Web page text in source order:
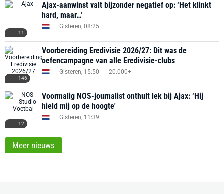
11
Ajax-aanwinst valt bijzonder negatief op: ‘Het klinkt
hard, maar…’
Gisteren, 08:25
146
Voorbereiding Eredivisie 2026/27: Dit was de
oefencampagne van alle Eredivisie-clubs
Gisteren, 15:50 20.000+
12
Voormalig NOS-journalist onthult lek bij Ajax: ‘Hij
hield mij op de hoogte'
Gisteren, 11:39
Meer nieuws